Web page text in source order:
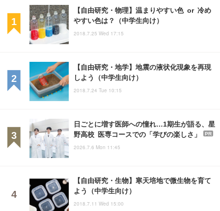
【自由研究・物理】温まりやすい色 or 冷め
やすい色は？（中学生向け）
2018.7.25 Wed 17:15
【自由研究・地学】地震の液状化現象を再現
しよう（中学生向け）
2018.7.24 Tue 10:15
日ごとに増す医師への憧れ…1期生が語る、星
野高校 医専コースでの「学びの楽しさ」
PR
2026.7.6 Mon 11:45
【自由研究・生物】寒天培地で微生物を育て
よう（中学生向け）
2018.7.11 Wed 15:00